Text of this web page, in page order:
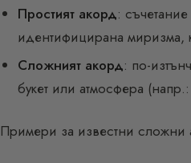
Простият акорд:
идентифицирана миризма,
Сложният акорд: по-
букет или атмосфера
Примери за известни сложни